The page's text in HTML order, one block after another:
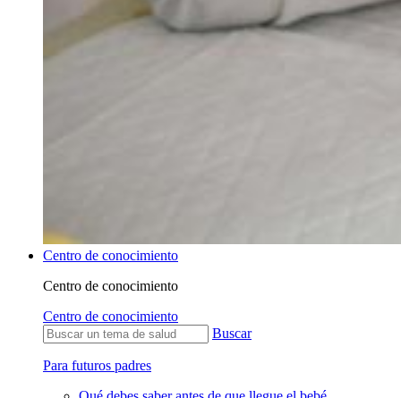
Centro de conocimiento
Centro de conocimiento
Centro de conocimiento
Buscar
Para futuros padres